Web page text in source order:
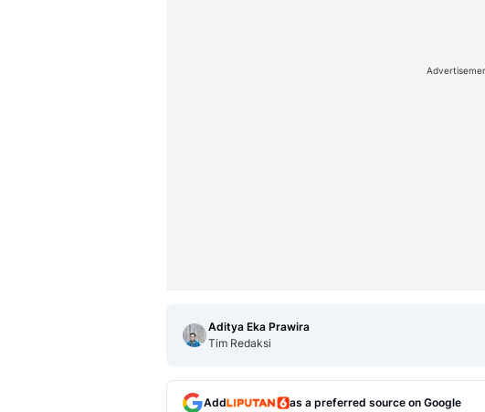
Aditya Eka Prawira
Tim Redaksi
Add as a preferred source on Google